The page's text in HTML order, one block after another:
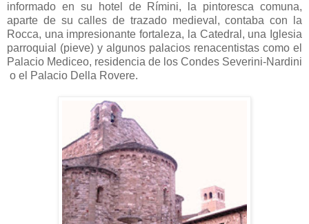
informado en su hotel de Rímini, la pintoresca comuna,
aparte de su calles de trazado medieval, contaba con la
Rocca, una impresionante fortaleza, la Catedral, una Iglesia
parroquial (pieve) y algunos palacios renacentistas como el
Palacio Mediceo, residencia de los Condes Severini-Nardini
o el Palacio Della Rovere.